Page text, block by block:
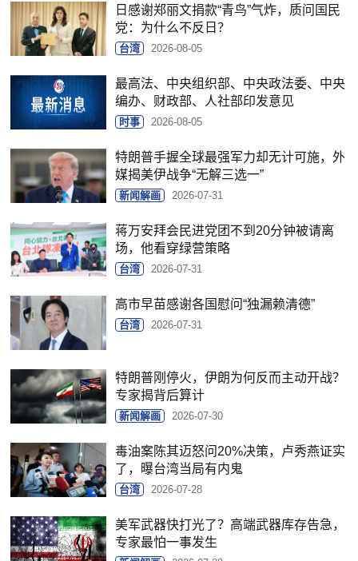
日感谢郑丽文捐款“青鸟”气炸，质问国民
党：为什么不反日？
台湾 2026-08-05
最高法、中央组织部、中央政法委、中央
编办、财政部、人社部印发意见
时事 2026-08-05
特朗普手握全球最强军力却无计可施，外
媒揭美伊战争“无解三选一”
新闻解画 2026-07-31
蒋万安拜会民进党团不到20分钟被请离
场，他看穿绿营策略
台湾 2026-07-31
高市早苗感谢各国慰问“独漏赖清德”
台湾 2026-07-31
特朗普刚停火，伊朗为何反而主动开战？
专家揭背后算计
新闻解画 2026-07-30
毒油案陈其迈怒问20%决策，卢秀燕证实
了，曝台湾当局有内鬼
台湾 2026-07-28
美军武器快打光了？高端武器库存告急，
专家最怕一事发生